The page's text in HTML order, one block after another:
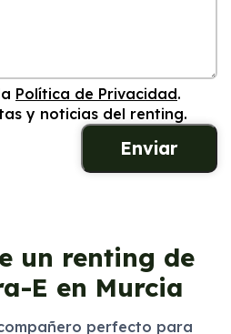
Política de Privacidad.
y noticias del renting.
un renting de
E en Murcia
perfecto para